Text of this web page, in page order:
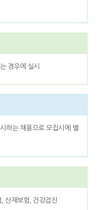
경우에 실시
하는 채용으로 모집시에 별
산재보험, 건강검진